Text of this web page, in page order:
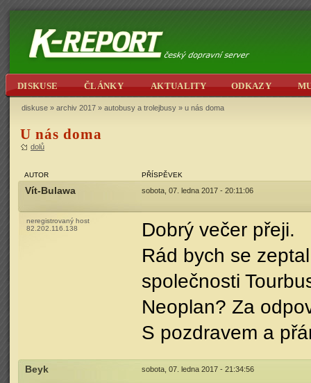
DISKUSE ČLÁNKY AKTUALITY ODKAZY
diskuse » archiv 2017 » autobusy a trolejbusy » u nás doma
U nás doma
dolů
AUTOR PŘÍSPĚVEK
Vít-Bulawa sobota, 07. ledna 2017 - 20:11:06
neregistrovaný host
82.202.116.138
Dobrý večer přeji.
Rád bych se
společnosti
Neoplan? Za
S pozdravem a
Beyk sobota, 07. ledna 2017 - 21:34:56